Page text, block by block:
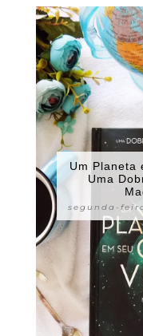
Um Planeta
Uma
segunda-